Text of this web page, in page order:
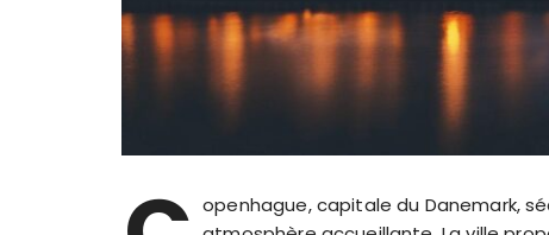
openhague, capitale du Danemark,